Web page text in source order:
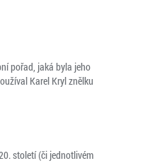
pořad, jaká byla jeho
Karel Kryl znělku
století (či jednotlivém